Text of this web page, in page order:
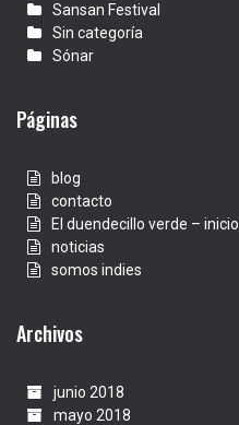
Sansan Festival
Sin categoría
Sónar
Páginas
blog
contacto
El duendecillo verde – inicio
noticias
somos indies
Archivos
junio 2018
mayo 2018